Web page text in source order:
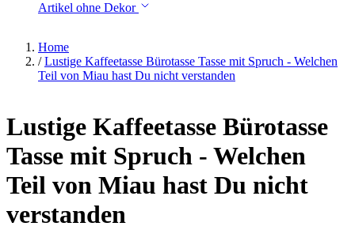
Artikel ohne Dekor
Home
/ Lustige Kaffeetasse Bürotasse Tasse mit Spruch - Welchen
Teil von Miau hast Du nicht verstanden
Lustige Kaffeetasse Bürotasse
Tasse mit Spruch - Welchen
Teil von Miau hast Du nicht
verstanden